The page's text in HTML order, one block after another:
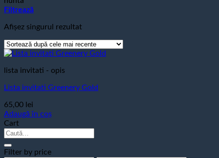
Filtrează
Afișez singurul rezultat
lista invitati - opis
Lista invitati Greenery Gold
65,00 lei
Adaugă în coș
Cart
Caută
Filter by price